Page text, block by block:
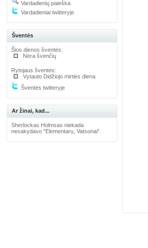
Vardadienių paieška
Vardadieniai twitteryje
Šventės
Šios dienos šventės:
Nėra švenčių
Rytojaus šventės:
Vytauto Didžiojo mirties diena
Šventės twitteryje
Ar žinai, kad...
Sherlockas Holmsas niekada
nesakydavo "Elementaru, Vatsonai".